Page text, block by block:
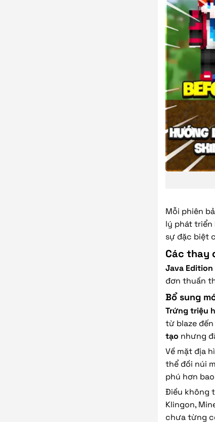
Mỗi phiên
lý phát triển
sự đặc biệt
Các thay
Java Edition
đơn thuần
Bổ sung
Trứng triệu
từ blaze
tạo nhưng
Về mặt địa
thể đồi núi
phú hơn
Điều không
Klingon,
chưa từng